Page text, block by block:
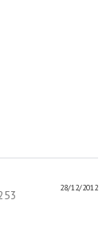
28/12/2012